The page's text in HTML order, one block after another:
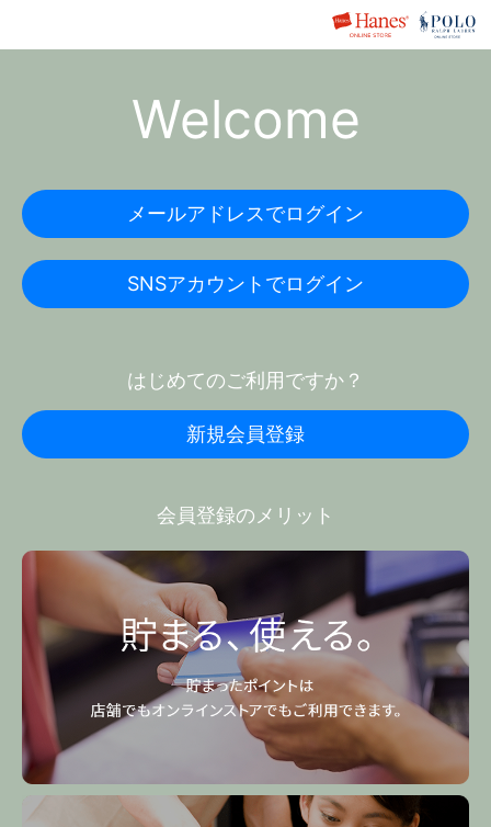
Welcome
メールアドレスでログイン
SNSアカウントでログイン
はじめてのご利用ですか？
新規会員登録
会員登録のメリット